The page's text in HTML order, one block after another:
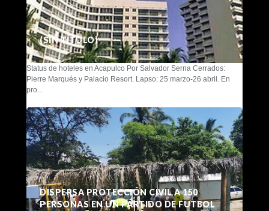
(SIN TÍTULO)
Status de hoteles en Acapulco Por Salvador Serna Cerrados:
Pierre Marqués y Palacio Resort. Lapso: 25 marzo-26 abril. En
pro...
DISPERSA PROTECCIÓN CIVIL A 150
PERSONAS EN UN PARTIDO DE FUTBOL